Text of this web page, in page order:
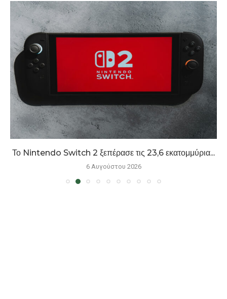
Το Nintendo Switch 2 ξεπέρασε τις 23,6 εκατομμύρια...
6 Αυγούστου 2026